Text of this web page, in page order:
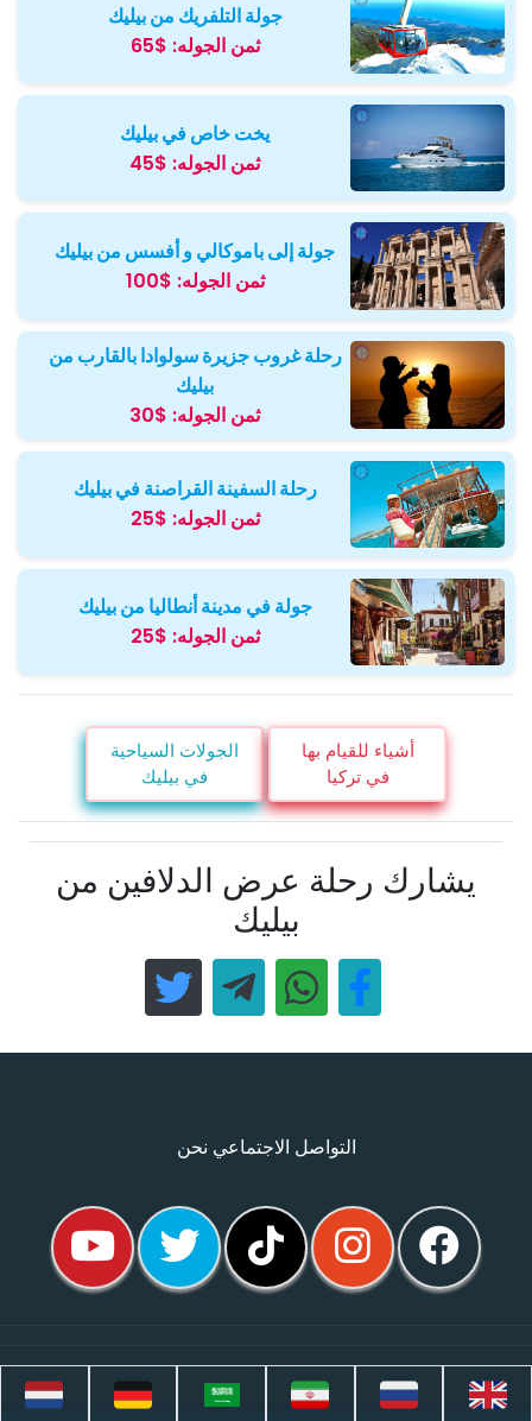
جولة التلفريك من بيليك
ثمن الجوله: $65
يخت خاص في بيليك
ثمن الجوله: $45
جولة إلى باموكالي و أفسس من بيليك
ثمن الجوله: $100
رحلة غروب جزيرة سولوادا بالقارب من
بيليك
ثمن الجوله: $30
رحلة السفينة القراصنة في بيليك
ثمن الجوله: $25
جولة في مدينة أنطاليا من بيليك
ثمن الجوله: $25
أشياء للقيام بها
في تركيا
الجولات السياحية
في بيليك
يشارك رحلة عرض الدلافين من
بيليك
التواصل الاجتماعي نحن